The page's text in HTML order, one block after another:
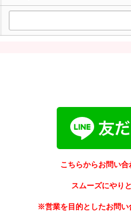
こちらからお問い合
スムーズにやり
※営業を目的としたお問